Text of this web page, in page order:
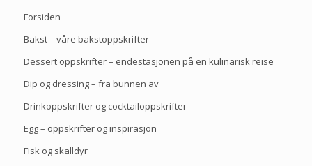
Forsiden
Bakst – våre bakstoppskrifter
Dessert oppskrifter – endestasjonen på en kulinarisk reise
Dip og dressing – fra bunnen av
Drinkoppskrifter og cocktailoppskrifter
Egg – oppskrifter og inspirasjon
Fisk og skalldyr